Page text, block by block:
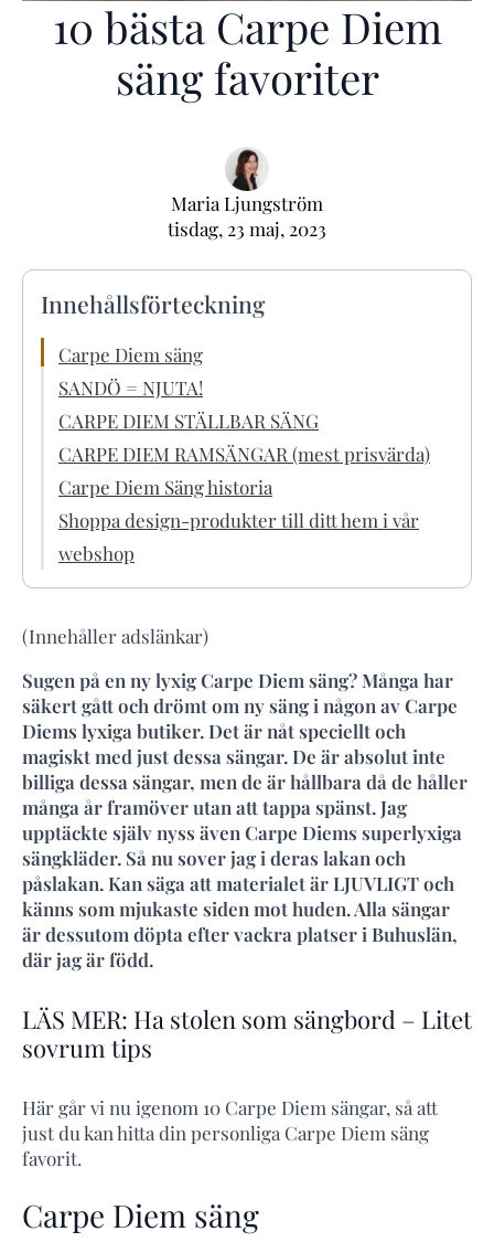
10 bästa Carpe Diem
säng favoriter
Maria Ljungström
tisdag, 23 maj, 2023
Innehållsförteckning
Carpe Diem säng
SANDÖ = NJUTA!
CARPE DIEM STÄLLBAR SÄNG
CARPE DIEM RAMSÄNGAR (mest prisvärda)
Carpe Diem Säng historia
Shoppa design-produkter till ditt hem i vår
webshop
(Innehåller adslänkar)
Sugen på en ny lyxig Carpe Diem säng? Många har
säkert gått och drömt om ny säng i någon av Carpe
Diems lyxiga butiker. Det är nåt speciellt och
magiskt med just dessa sängar. De är absolut inte
billiga dessa sängar, men de är hållbara då de håller
många år framöver utan att tappa spänst. Jag
upptäckte själv nyss även Carpe Diems superlyxiga
sängkläder. Så nu sover jag i deras lakan och
påslakan. Kan säga att materialet är LJUVLIGT och
känns som mjukaste siden mot huden. Alla sängar
är dessutom döpta efter vackra platser i Buhuslän,
där jag är född.
LÄS MER: Ha stolen som sängbord – Litet
sovrum tips
Här går vi nu igenom 10 Carpe Diem sängar, så att
just du kan hitta din personliga Carpe Diem säng
favorit.
Carpe Diem säng